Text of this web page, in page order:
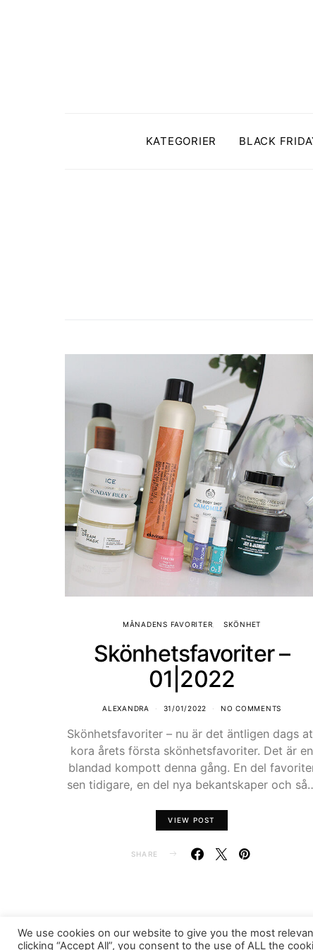
KATEGORIER BLACK
MÅNADENS FAVORITER SKÖNHET
Skönhetsfavoriter –
01|2022
ALEXANDRA 31/01/2022 NO COMMENTS
Skönhetsfavoriter – nu är det äntligen dags
kora årets första skönhetsfavoriter. Det är en
blandad kompott denna gång. En del
sen tidigare, en del nya bekantskaper och
VIEW POST
SHARE
FASHIONINK.SE
We use cookies on our website to give you the most
clicking “Accept All”, you consent to the use of ALL the